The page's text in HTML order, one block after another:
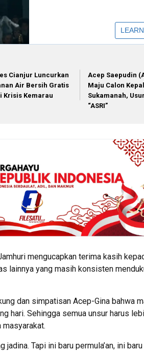
Cianjur Luncurkan
Air Bersih Gratis
Krisis Kemarau
Acep Saepudin
Maju Calon
Sukamanah,
“ASRI”
mengucapkan terima kasih
lainnya yang masih konsisten
dan simpatisan Acep-Gina bahwa
hari. Sehingga semua unsur harus
masyarakat.
jadina. Tapi ini baru permula’an, ini